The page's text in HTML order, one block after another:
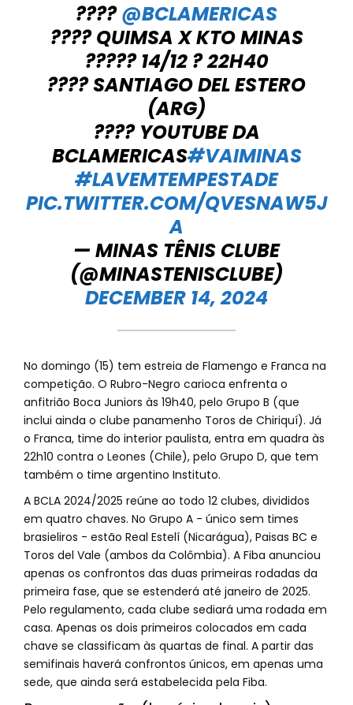
????@BCLAMERICAS
???? QUIMSA X KTO MINAS
????? 14/12 ? 22H40
???? SANTIAGO DEL ESTERO
(ARG)
???? YOUTUBE DA
BCLAMERICAS#VAIMINAS
#LAVEMTEMPESTADE
PIC.TWITTER.COM/QVESNAW5J
A
— MINAS TÊNIS CLUBE
(@MINASTENISCLUBE)
DECEMBER 14, 2024
No domingo (15) tem estreia de Flamengo e Franca na
competição. O Rubro-Negro carioca enfrenta o
anfitrião Boca Juniors às 19h40, pelo Grupo B (que
inclui ainda o clube panamenho Toros de Chiriquí). Já
o Franca, time do interior paulista, entra em quadra às
22h10 contra o Leones (Chile), pelo Grupo D, que tem
também o time argentino Instituto.
A BCLA 2024/2025 reúne ao todo 12 clubes, divididos
em quatro chaves. No Grupo A - único sem times
brasieliros - estão Real Estelí (Nicarágua), Paisas BC e
Toros del Vale (ambos da Colômbia). A Fiba anunciou
apenas os confrontos das duas primeiras rodadas da
primeira fase, que se estenderá até janeiro de 2025.
Pelo regulamento, cada clube sediará uma rodada em
casa. Apenas os dois primeiros colocados em cada
chave se classificam às quartas de final. A partir das
semifinais haverá confrontos únicos, em apenas uma
sede, que ainda será estabelecida pela Fiba.